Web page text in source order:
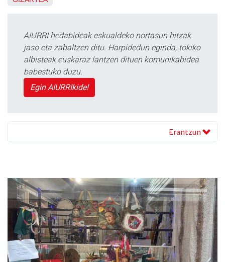
AIURRI hedabideak eskualdeko nortasun hitzak
jaso eta zabaltzen ditu. Harpidedun eginda, tokiko
albisteak euskaraz lantzen dituen komunikabidea
babestuko duzu.
Egin AIURRIkide!
Erantzun